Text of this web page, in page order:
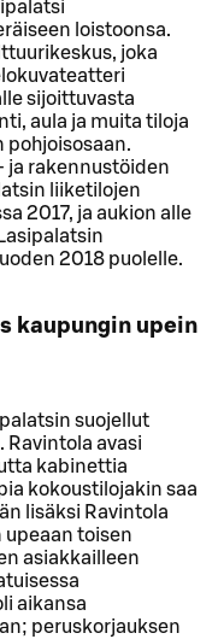
loistoonsa.
joka
sijoittuvasta
aula ja muita tiloja
ja rakennustöiden
liiketilojen
2017, ja aukion alle
2018 puolelle.
kaupungin upein
suojellut
avasi
kabinettia
kokoustilojakin saa
lisäksi Ravintola
upeaan toisen
asiakkailleen
aikansa
peruskorjauksen